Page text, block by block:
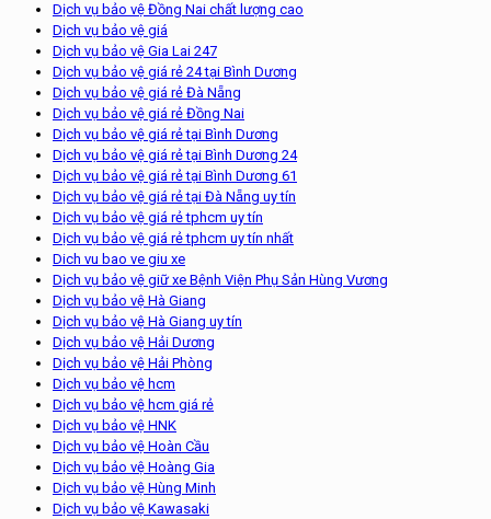
Dịch vụ bảo vệ Đồng Nai chất lượng cao
Dịch vụ bảo vệ giá
Dịch vụ bảo vệ Gia Lai 247
Dịch vụ bảo vệ giá rẻ 24 tại Bình Dương
Dịch vụ bảo vệ giá rẻ Đà Nẵng
Dịch vụ bảo vệ giá rẻ Đồng Nai
Dịch vụ bảo vệ giá rẻ tại Bình Dương
Dịch vụ bảo vệ giá rẻ tại Bình Dương 24
Dịch vụ bảo vệ giá rẻ tại Bình Dương 61
Dịch vụ bảo vệ giá rẻ tại Đà Nẵng uy tín
Dịch vụ bảo vệ giá rẻ tphcm uy tín
Dịch vụ bảo vệ giá rẻ tphcm uy tín nhất
Dich vu bao ve giu xe
Dịch vụ bảo vệ giữ xe Bệnh Viện Phụ Sản Hùng Vương
Dịch vụ bảo vệ Hà Giang
Dịch vụ bảo vệ Hà Giang uy tín
Dịch vụ bảo vệ Hải Dương
Dịch vụ bảo vệ Hải Phòng
Dịch vụ bảo vệ hcm
Dịch vụ bảo vệ hcm giá rẻ
Dịch vụ bảo vệ HNK
Dịch vụ bảo vệ Hoàn Cầu
Dịch vụ bảo vệ Hoàng Gia
Dịch vụ bảo vệ Hùng Minh
Dịch vụ bảo vệ Kawasaki